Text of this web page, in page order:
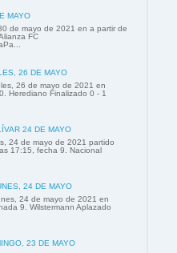
MAYO
de mayo de 2021 en a partir de
FC
26 DE MAYO
26 de mayo de 2021 en
Herediano Finalizado 0 - 1
24 DE MAYO
24 de mayo de 2021 partido
17:15, fecha 9. Nacional
24 DE MAYO
24 de mayo de 2021 en
9. Wilstermann Aplazado
23 DE MAYO